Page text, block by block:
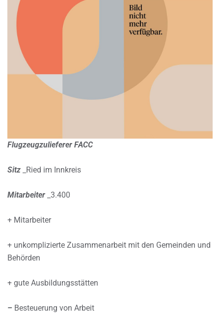
Flugzeugzulieferer FACC
Sitz _Ried im Innkreis
Mitarbeiter _3.400
+ Mitarbeiter
+ unkomplizierte Zusammenarbeit mit den Gemeinden und
Behörden
+ gute Ausbildungsstätten
– Besteuerung von Arbeit